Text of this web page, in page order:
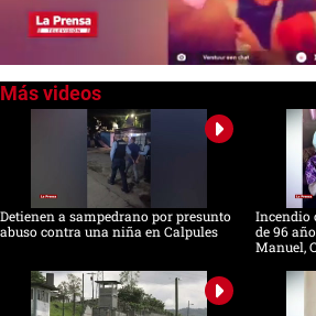
of
Detienen a sampedrano por presunto
abuso contra una niña en Calpules
Incendio
de 96
Manuel,